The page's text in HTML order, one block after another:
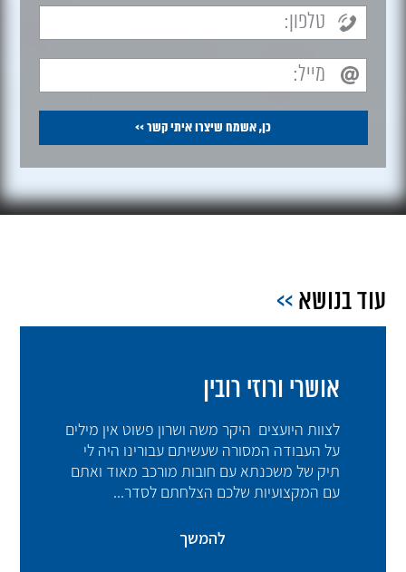
עוד בנושא >>
אושרי ורוזי רובין
לצוות היועצים היקר משה ושרון פשוט אין מילים
על העבודה המסורה שעשיתם עבורינו היה לי
תיק של משכנתא עם חובות מורכב מאוד ואתם
עם המקצועיות שלכם הצלחתם לסדר...
להמשך